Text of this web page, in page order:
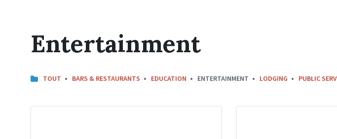
Entertainment
TOUT BARS & RESTAURANTS EDUCATION ENTERTAINMENT LODGING PUBLIC